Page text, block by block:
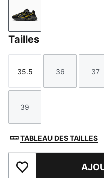
PUMA Black-
Tailles
Taille
35.5
Taille
36 37
Taille
39
TABLEAU DES TAILLES
Ajouter aux favoris